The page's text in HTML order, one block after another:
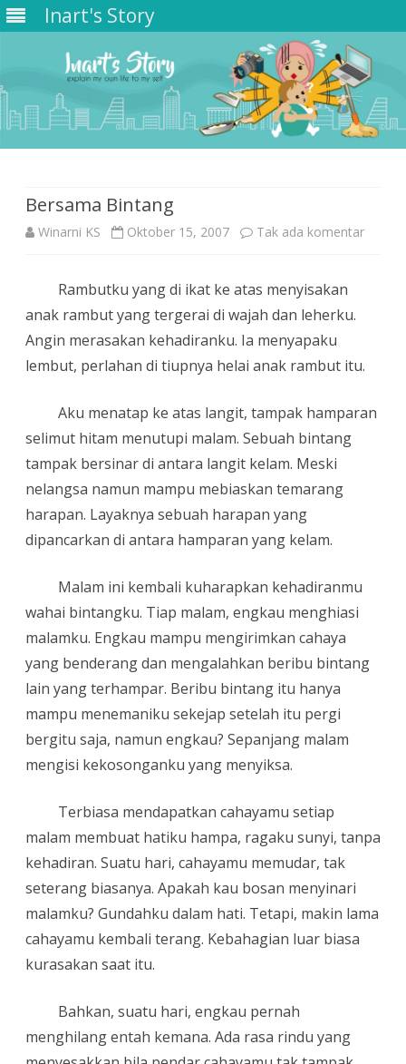
Inart's Story
Bersama Bintang
Winarni KS Oktober 15, 2007 Tak ada komentarpada
Rambutku yang di ikat ke atas menyisakan
anak rambut yang tergerai di wajah dan leherku.
Angin merasakan kehadiranku. Ia menyapaku
lembut, perlahan di tiupnya helai anak rambut itu.
Aku menatap ke atas langit, tampak hamparan
selimut hitam menutupi malam. Sebuah bintang
tampak bersinar di antara langit kelam. Meski
nelangsa namun mampu mebiaskan temarang
harapan. Layaknya sebuah harapan yang
dipancarkan di antara hamparan yang kelam.
Malam ini kembali kuharapkan kehadiranmu
wahai bintangku. Tiap malam, engkau menghiasi
malamku. Engkau mampu mengirimkan cahaya
yang benderang dan mengalahkan beribu bintang
lain yang terhampar. Beribu bintang itu hanya
mampu menemaniku sekejap setelah itu pergi
bergitu saja, namun engkau? Sepanjang malam
mengisi kekosonganku yang menyiksa.
Terbiasa mendapatkan cahayamu setiap
malam membuat hatiku hampa, ragaku sunyi, tanpa
kehadiran. Suatu hari, cahayamu memudar, tak
seterang biasanya. Apakah kau bosan menyinari
malamku? Gundahku dalam hati. Tetapi, makin lama
cahayamu kembali terang. Kebahagian luar biasa
kurasakan saat itu.
Bahkan, suatu hari, engkau pernah
menghilang entah kemana. Ada rasa rindu yang